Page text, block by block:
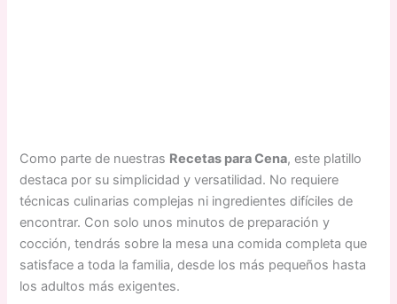
Como parte de nuestras Recetas para Cena, este platillo
destaca por su simplicidad y versatilidad. No requiere
técnicas culinarias complejas ni ingredientes difíciles de
encontrar. Con solo unos minutos de preparación y
cocción, tendrás sobre la mesa una comida completa que
satisface a toda la familia, desde los más pequeños hasta
los adultos más exigentes.